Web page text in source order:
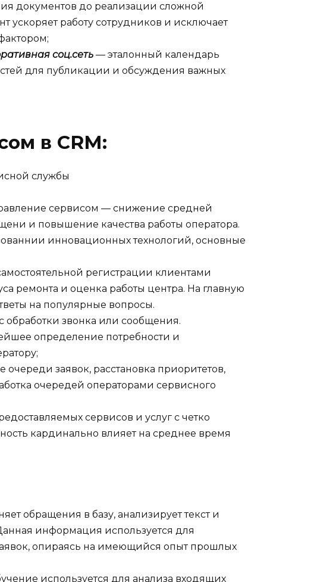
документов до реализации сложной
ускоряет работу сотрудников и исключает
соц.сеть — эталонный календарь
для публикации и обсуждения важных
в CRM:
службы
сервисом — снижение средней
и повышение качества работы оператора.
инновационных технологий, основные
регистрации клиентами
ремонта и оценка работы центра. На главную
на популярные вопросы.
обработки звонка или сообщения.
определение потребности и
очереди заявок, расстановка приоритетов,
очередей операторами сервисного
сервисов и услуг с четко
кардинально влияет на среднее время
обращения в базу, анализирует текст и
информация используется для
опираясь на имеющийся опыт прошлых
используется для анализа входящих